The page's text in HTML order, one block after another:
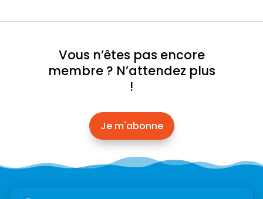
Vous n’êtes pas encore
membre ? N’attendez plus
!
Je m'abonne